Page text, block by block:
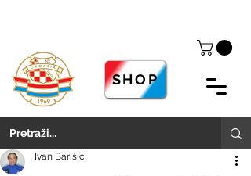
SHOP
Ivan Barišić